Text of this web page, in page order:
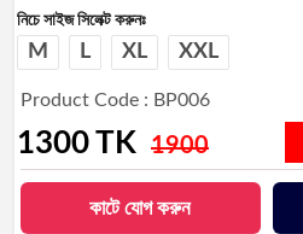
নিচে সাইজ সিলেক্ট করুনঃ
M L XL XXL
Product Code : BP006
1300TK 1900
কাটে যোগ করুন